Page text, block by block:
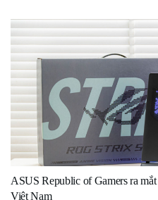
ASUS Republic of Gamers ra
Việt Nam